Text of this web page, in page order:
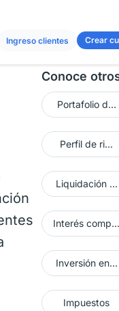
Ingreso clientes Crear
Conoce
Portafolio d...
Perfil de ri...
Liquidación ...
Interés comp...
Inversión en...
Impuestos